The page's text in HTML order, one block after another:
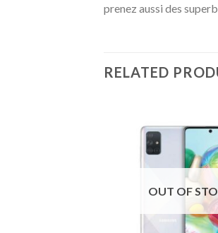
prenez aussi des
RELATED
OUT OF